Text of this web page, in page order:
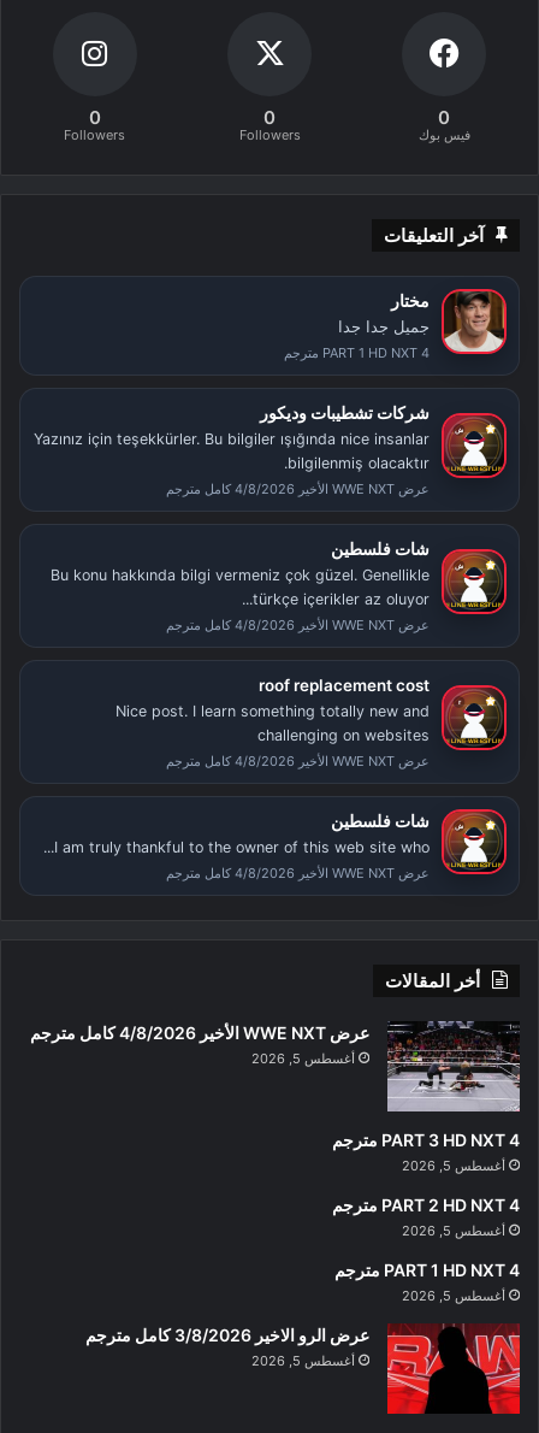
0
فيس بوك
0
Followers
0
Followers
آخر التعليقات
مختار
جميل جدا جدا
PART 1 HD NXT 4 مترجم
شركات تشطيبات وديكور
Yazınız için teşekkürler. Bu bilgiler ışığında nice insanlar
bilgilenmiş olacaktır.
عرض WWE NXT الأخير 4/8/2026 كامل مترجم
شات فلسطين
Bu konu hakkında bilgi vermeniz çok güzel. Genellikle
türkçe içerikler az oluyor...
عرض WWE NXT الأخير 4/8/2026 كامل مترجم
roof replacement cost
Nice post. I learn something totally new and
challenging on websites
عرض WWE NXT الأخير 4/8/2026 كامل مترجم
شات فلسطين
I am truly thankful to the owner of this web site who...
عرض WWE NXT الأخير 4/8/2026 كامل مترجم
أخر المقالات
عرض WWE NXT الأخير 4/8/2026 كامل مترجم
أغسطس 5, 2026
PART 3 HD NXT 4 مترجم
أغسطس 5, 2026
PART 2 HD NXT 4 مترجم
أغسطس 5, 2026
PART 1 HD NXT 4 مترجم
أغسطس 5, 2026
عرض الرو الاخير 3/8/2026 كامل مترجم
أغسطس 5, 2026